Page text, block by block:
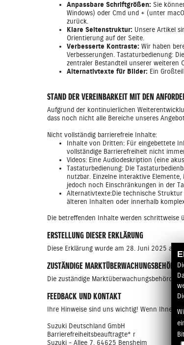
Anpassbare Schriftgrößen: Sie
Windows) oder Cmd und + (unter
zurück.
Klare Seitenstruktur: Unsere Artikel
Orientierung auf der Seite.
Verbesserte Kontraste: Wir haben
Verbesserungen. Tastaturbedienung:
zentraler Bestandteil unserer weiteren
Alternativtexte für Bilder: Ein
STAND DER VEREINBARKEIT MIT DEN
Aufgrund der kontinuierlichen
dass noch nicht alle Bereiche unseres
Nicht vollständig barrierefreie Inhalte:
Inhalte von Dritten: Für eingebettete
vollständige Barrierefreiheit nicht
Videos: Eine Audiodeskription (eine
Tastaturbedienung: Die
nutzbar. Einzelne interaktive
jedoch noch Einschränkungen in der
Alternativtexte:Die technische Struktur
älteren Inhalten oder innerhalb
Die betreffenden Inhalte werden schrittweise
ERSTELLUNG DIESER ERKLÄRUNG
Diese Erklärung wurde am 28. Juni 2025 auf
ZUSTÄNDIGE MARKTÜBERWACHUNGSBEHÖRDE
Die zuständige Marktüberwachungsbehörde
FEEDBACK UND KONTAKT
Ihre Hinweise sind uns wichtig! Wenn Ihnen
Suzuki Deutschland GmbH
Barrierefreiheitsbeauftragte* r
Suzuki - Allee 7, 64625 Bensheim